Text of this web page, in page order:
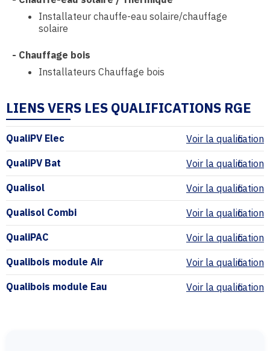
Installateur chauffe-eau solaire/chauffage
solaire
- Chauffage bois
Installateurs Chauffage bois
LIENS VERS LES QUALIFICATIONS RGE
QualiPV Elec
Voir la qualification
QualiPV Bat
Voir la qualification
Qualisol
Voir la qualification
Qualisol Combi
Voir la qualification
QualiPAC
Voir la qualification
Qualibois module Air
Voir la qualification
Qualibois module Eau
Voir la qualification